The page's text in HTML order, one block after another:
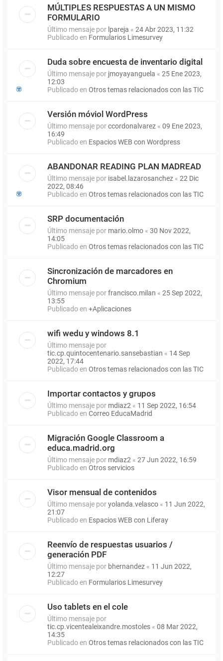
MÚLTIPLES RESPUESTAS A UN MISMO
FORMULARIO
Último mensaje por lpareja « 24 Abr 2023, 11:32
Publicado en Formularios Limesurvey
Duda sobre encuesta de inventario digital
Último mensaje por jmoyayanguela « 25 Ene 2023,
12:03
Publicado en Otros temas relacionados con las TIC
Versión móviol WordPress
Último mensaje porccordonalvarez « 09 Ene 2023,
16:49
Publicado en Espacios WEB con Wordpress
ABANDONAR READING PLAN MADREAD
Último mensaje por isabel.lazarosanchez « 22 Dic
2022, 08:46
Publicado en Otros temas relacionados con las TIC
SRP documentación
Último mensaje por mario.olmo « 30 Nov 2022,
14:05
Publicado en Otros temas relacionados con las TIC
Sincronización de marcadores en
Chromium
Último mensaje porfrancisco.milan « 25 Sep 2022,
13:55
Publicado en +Aplicaciones
wifi wedu y windows 8.1
Último mensaje por
tic.cp.quintocentenario.sansebastian « 14 Sep
2022, 17:44
Publicado en Otros temas relacionados con las TIC
Importar contactos y grupos
Último mensaje por mdiaz2 « 11 Sep 2022, 16:54
Publicado en Correo EducaMadrid
Migración Google Classroom a
educa.madrid.org
Último mensaje por mdiaz2 « 27 Jun 2022, 16:59
Publicado en Otros servicios
Visor mensual de contenidos
Último mensaje poryolanda.velasco « 11 Jun 2022,
21:07
Publicado en Espacios WEB con Liferay
Reenvío de respuestas usuarios /
generación PDF
Último mensaje por bhernandez « 11 Jun 2022,
12:27
Publicado en Formularios Limesurvey
Uso tablets en el cole
Último mensaje por
tic.cp.vicentealeixandre.mostoles « 08 Mar 2022,
14:35
Publicado en Otros temas relacionados con las TIC